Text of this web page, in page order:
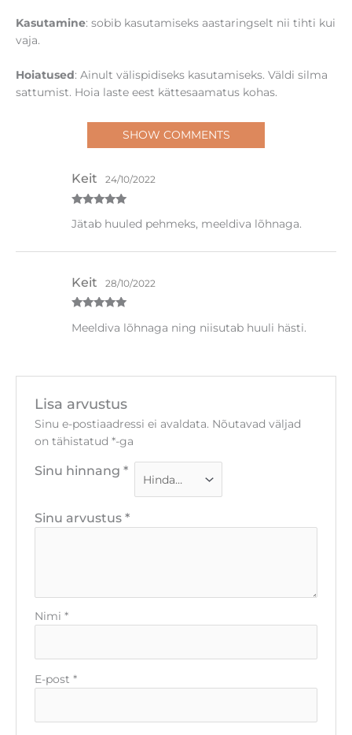
Kasutamine: sobib kasutamiseks aastaringselt nii tihti kui
vaja.
Hoiatused: Ainult välispidiseks kasutamiseks. Väldi silma
sattumist. Hoia laste eest kättesaamatus kohas.
SHOW COMMENTS
5/ 5
Keit 24/10/2022
Jätab huuled pehmeks, meeldiva lõhnaga.
5/ 5
Keit 28/10/2022
Meeldiva lõhnaga ning niisutab huuli hästi.
Lisa arvustus
Sinu e-postiaadressi ei avaldata. Nõutavad väljad
on tähistatud *-ga
Sinu hinnang *
Sinu arvustus *
Nimi *
E-post *